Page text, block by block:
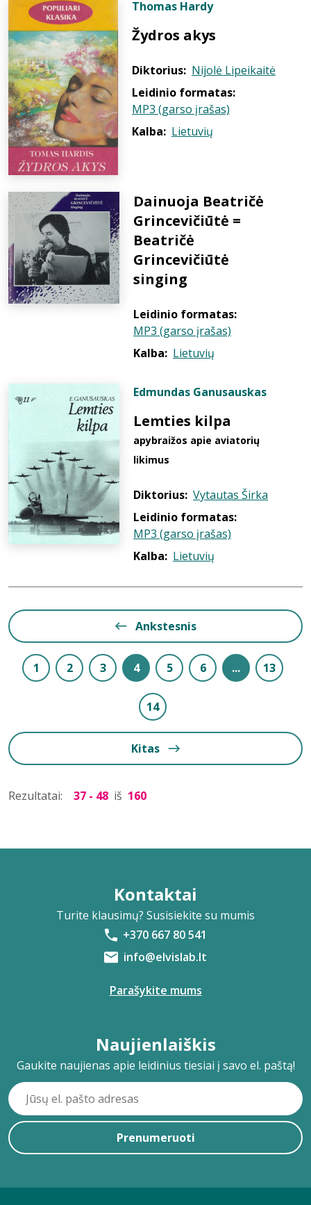
Thomas Hardy
Žydros akys
Diktorius: Nijolė Lipeikaitė
Leidinio formatas:
MP3 (garso įrašas)
Kalba: Lietuvių
Dainuoja Beatričė
Grincevičiūtė =
Beatričė
Grincevičiūtė
singing
Leidinio formatas:
MP3 (garso įrašas)
Kalba: Lietuvių
Edmundas Ganusauskas
Lemties kilpa
apybraižos apie aviatorių
likimus
Diktorius: Vytautas Širka
Leidinio formatas:
MP3 (garso įrašas)
Kalba: Lietuvių
Ankstesnis
1 2 3 4 5 6 ... 13
14
Kitas
Rezultatai: 37 - 48 iš 160
Kontaktai
Turite klausimų? Susisiekite su mumis
+370 667 80 541
info@elvislab.lt
Parašykite mums
Naujienlaiškis
Gaukite naujienas apie leidinius tiesiai į savo el. paštą!
Prenumeruoti